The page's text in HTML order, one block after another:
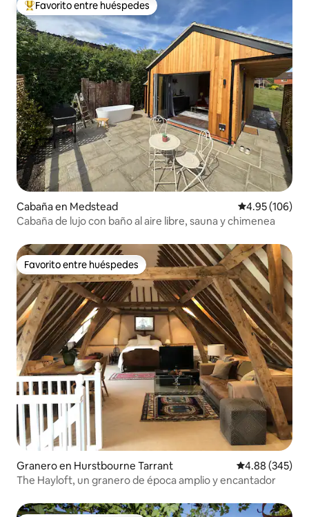
De los mejores en Favorito entre huéspedes
Favorito entre huéspedes
Cabaña en Medstead Calificación
4.95 (106)
Cabaña de lujo con baño al aire libre, sauna y chimenea
Favorito entre huéspedes
Favorito entre huéspedes
Granero en Hurstbourne Tarrant Calificación
4.88 (345)
The Hayloft, un granero de época amplio y encantador